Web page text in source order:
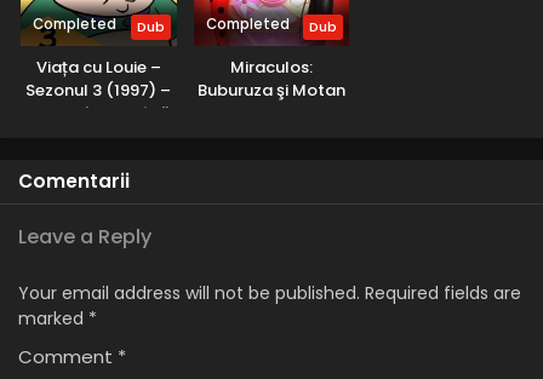
Completed Dub
Viața cu Louie –
Sezonul 3 (1997) –
Dublat în Română
Completed Dub
Miraculos:
Buburuza şi Motan
Comentarii
Leave a Reply
Your email address will not be published. Required fields are
marked *
Comment *